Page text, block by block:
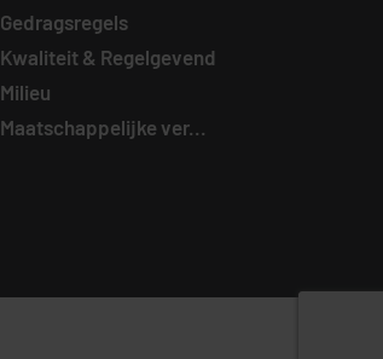
Gedragsregels
Kwaliteit & Regelgevend
Milieu
Maatschappelijke ver...